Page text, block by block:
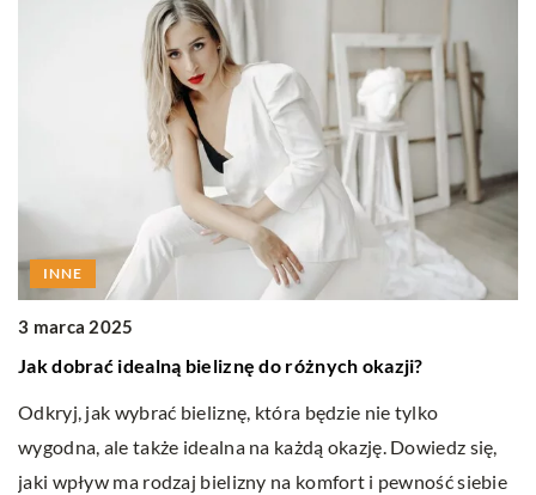
INNE
3 marca 2025
Jak dobrać idealną bieliznę do różnych okazji?
Odkryj, jak wybrać bieliznę, która będzie nie tylko
wygodna, ale także idealna na każdą okazję. Dowiedz się,
jaki wpływ ma rodzaj bielizny na komfort i pewność siebie